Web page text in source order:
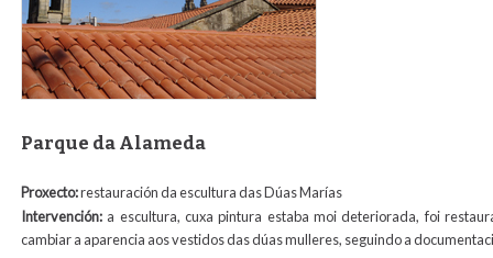
Parque da Alameda
Proxecto:restauración da escultura das Dúas Marías
Intervención: a escultura, cuxa pintura estaba moi deteriorada, foi
cambiar a aparencia aos vestidos das dúas mulleres, seguindo a